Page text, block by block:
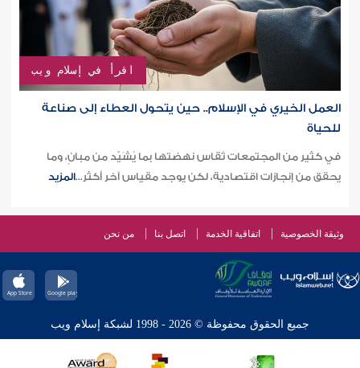
اقرأ في إسلام ويب
العمل الخيري في الإسلام.. حين يتحول العطاء إلى صناعة
للحياة
في كثير من المجتمعات تُقاس نهضتها بما يُشَيّد من مبانٍ، وما
يحقق من إنجازات اقتصادية، لكن يوجد مقياس آخر أكثر...المزيد
وثيقة الخصوصية اتفاقية الخدمة اتصل بنا من نحن
جميع الحقوق محفوظة © 2026 - 1998 لشبكة إسلام ويب